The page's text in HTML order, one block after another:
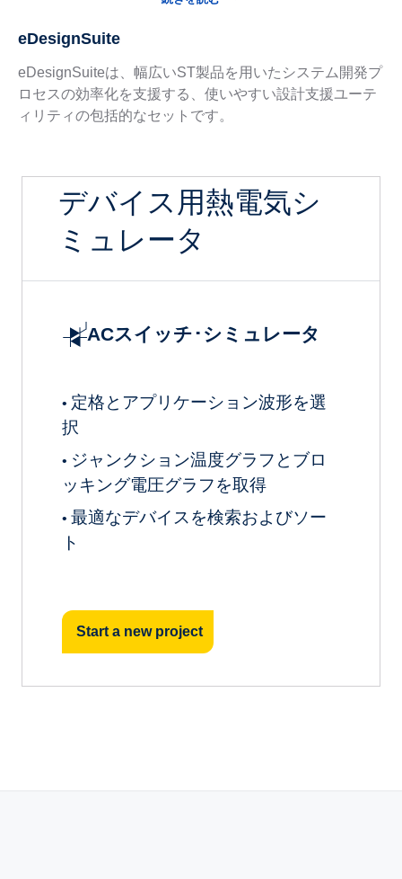
eDesignSuite
eDesignSuiteは、幅広いST製品を用いたシステム開発プ
ロセスの効率化を支援する、使いやすい設計支援ユーテ
ィリティの包括的なセットです。
デバイス用熱電気シ
ミュレータ
ACスイッチ･シミュレータ
• 定格とアプリケーション波形を選
択
• ジャンクション温度グラフとブロ
ッキング電圧グラフを取得
• 最適なデバイスを検索およびソー
ト
Start a new project